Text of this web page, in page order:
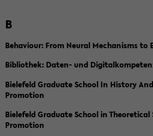
B
Behaviour: From Neural Mechanisms to
Bibliothek: Daten- und
Bielefeld Graduate School In History
Promotion
Bielefeld Graduate School in Theoretical
Promotion